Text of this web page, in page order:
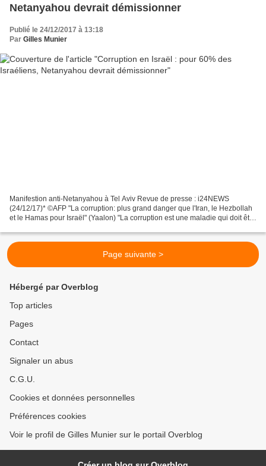
Netanyahou devrait démissionner
Publié le 24/12/2017 à 13:18
Par Gilles Munier
Manifestion anti-Netanyahou à Tel Aviv Revue de presse : i24NEWS
(24/12/17)* ©AFP "La corruption: plus grand danger que l'Iran, le Hezbollah
et le Hamas pour Israël" (Yaalon) "La corruption est une maladie qui doit être
Page suivante >
Hébergé par Overblog
Top articles
Pages
Contact
Signaler un abus
C.G.U.
Cookies et données personnelles
Préférences cookies
Voir le profil de Gilles Munier sur le portail Overblog